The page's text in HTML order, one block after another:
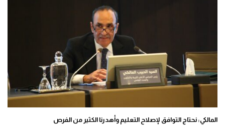
المالكي: نحتاج التوافق لإصلاح التعليم وأهدرنا الكثير من الفرص